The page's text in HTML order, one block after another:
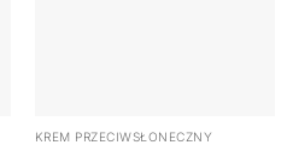
KREM PRZECIWSŁONECZNY